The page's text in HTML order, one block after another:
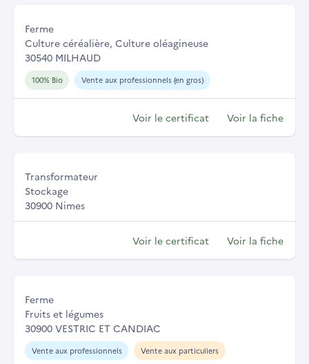
Ferme
Culture céréalière, Culture oléagineuse
30540 MILHAUD
100% Bio Vente aux professionnels (en gros)
Voir le certificat Voir la fiche
Transformateur
Stockage
30900 Nimes
Voir le certificat Voir la fiche
Ferme
Fruits et légumes
30900 VESTRIC ET CANDIAC
Vente aux professionnels Vente aux particuliers